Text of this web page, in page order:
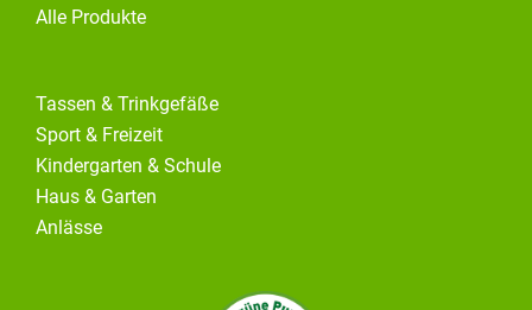
Alle Produkte
Tassen & Trinkgefäße
Sport & Freizeit
Kindergarten & Schule
Haus & Garten
Anlässe